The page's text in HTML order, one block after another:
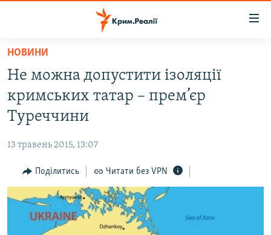
Перейти
основного
матеріалу
Перейти
до
основної
навігації
Перейти
до
пошуку
ВІДЕО ТА ФОТО
БЛОГИ
ПОГЛЯД
ІНТЕРВ'Ю
ВСЕ ЗА ДЕНЬ
НОВИНИ
Не можна допустити ізоляції
кримських татар – прем’єр
Туреччини
13 травень 2015, 13:07
Поділитись Читати без VPN